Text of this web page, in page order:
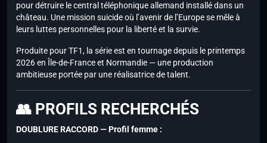
pour détruire le central téléphonique allemand installé dans un
château. Une mission suicide où l’avenir de l’Europe se mêle à
leurs luttes personnelles pour la liberté et la survie.
Produite pour TF1, la série est en tournage depuis le printemps
2026 en Île-de-France et Normandie — une production
ambitieuse portée par une réalisatrice de talent.
👥 PROFILS RECHERCHÉS
DOUBLURE RACCORD — Profil femme :